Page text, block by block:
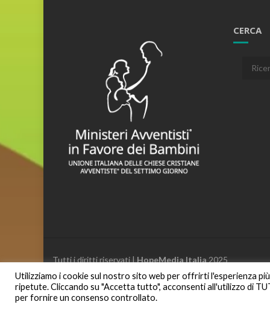
CERCA
Tutti i diritti riservati | HopeMedia Italia 2025
Utilizziamo i cookie sul nostro sito web per offrirti l'esperienza
ripetute. Cliccando su "Accetta tutto", acconsenti all'utilizzo di
per fornire un consenso controllato.